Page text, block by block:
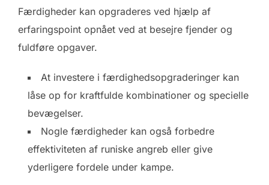
Færdigheder kan opgraderes ved hjælp af
erfaringspoint opnået ved at besejre fjender og
fuldføre opgaver.
At investere i færdighedsopgraderinger kan
låse op for kraftfulde kombinationer og specielle
bevægelser.
Nogle færdigheder kan også forbedre
effektiviteten af runiske angreb eller give
yderligere fordele under kampe.